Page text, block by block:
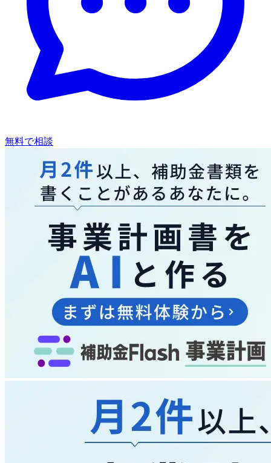
無料で相談